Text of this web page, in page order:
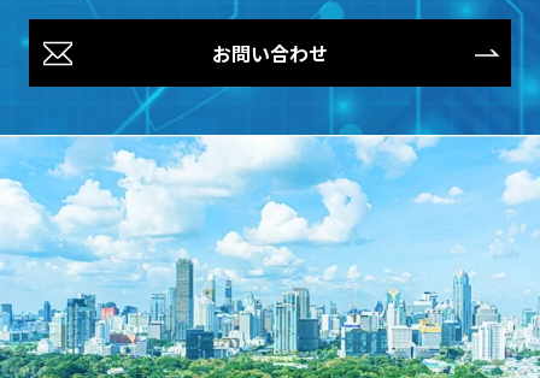
お問い合わせ